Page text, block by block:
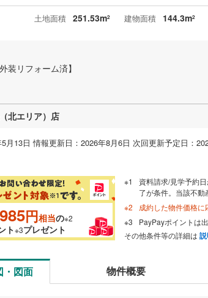
土地面積 251.53m2 建物面積 144.3m2
装リフォーム済】
北エリア）店
月13日 情報更新日：2026年8月6日 次回更新予定日：
円相当の※2
ト※3プレゼント
資料請求/見学予約
了が条件。当該不動
成約した物件価格に
PayPayポイントは
その他条件等の詳細は
・図面 物件概要